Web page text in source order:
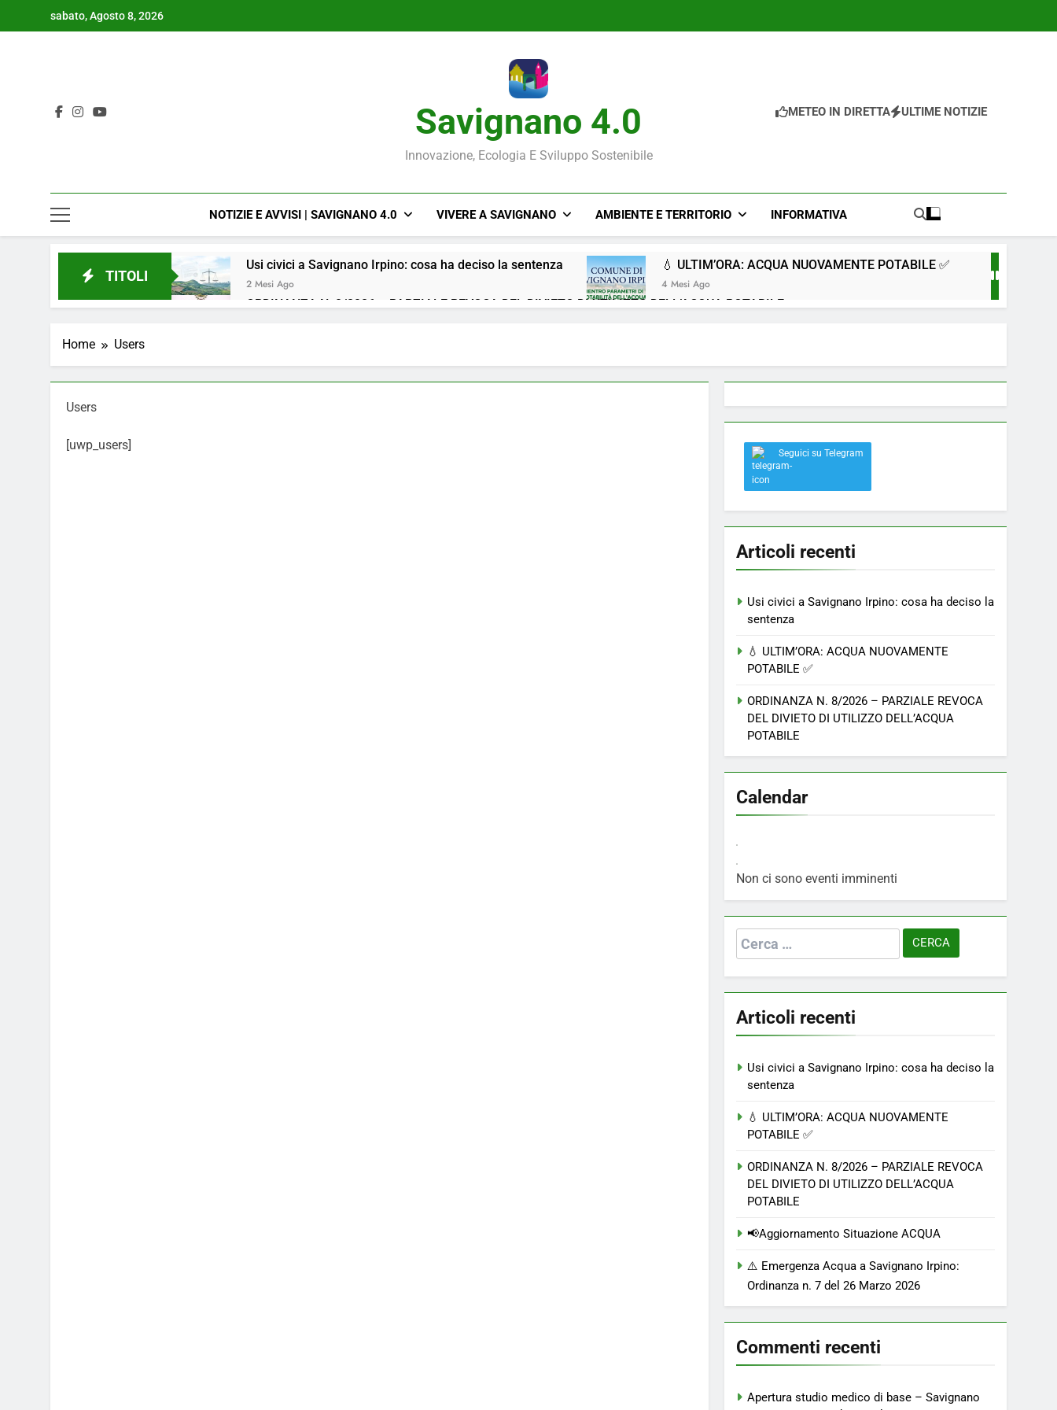
sabato, Agosto 8, 2026
Savignano 4.0
Innovazione, Ecologia E Sviluppo Sostenibile
METEO IN DIRETTA ULTIME NOTIZIE
NOTIZIE E AVVISI | SAVIGNANO 4.0 VIVERE A SAVIGNANO AMBIENTE E TERRITORIO INFORMATIVA
TITOLI
Usi civici a Savignano Irpino: cosa ha deciso la sentenza
2 Mesi Ago
💧 ULTIM’ORA: ACQUA NUOVAMENTE POTABILE ✅
4 Mesi Ago
ORDINANZA N. 8/2026 – PARZIALE REVOCA DEL DIVIETO DI UTILIZZO DELL’ACQUA POTABILE
4 Mesi Ago
⚠️ Emergenza Acqua a Savignano Irpino: Ordinanza n. 7 del 26 Marzo 2026
Postamat chiuso di notte a Savignano: misura anti-rapina fino alle 8:30
💡 Savignano 4.0 si rinnova: scopri la nuova grafica del blog dedicato al futuro del nostro paese
Home Users
Users
[uwp_users]
Seguici su Telegram
Articoli recenti
Usi civici a Savignano Irpino: cosa ha deciso la
sentenza
💧 ULTIM’ORA: ACQUA NUOVAMENTE
POTABILE ✅
ORDINANZA N. 8/2026 – PARZIALE REVOCA
DEL DIVIETO DI UTILIZZO DELL’ACQUA
POTABILE
Calendar
Non ci sono eventi imminenti
Ricerca
per:
Articoli recenti
Usi civici a Savignano Irpino: cosa ha deciso la
sentenza
💧 ULTIM’ORA: ACQUA NUOVAMENTE
POTABILE ✅
ORDINANZA N. 8/2026 – PARZIALE REVOCA
DEL DIVIETO DI UTILIZZO DELL’ACQUA
POTABILE
📢Aggiornamento Situazione ACQUA
⚠️ Emergenza Acqua a Savignano Irpino:
Ordinanza n. 7 del 26 Marzo 2026
Commenti recenti
Apertura studio medico di base – Savignano